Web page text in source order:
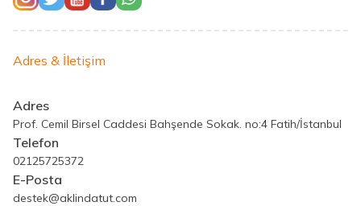
Adres & İletişim
Adres
Prof. Cemil Birsel Caddesi Bahşende Sokak. no:4 Fatih/İstanbul
Telefon
02125725372
E-Posta
destek@aklindatut.com